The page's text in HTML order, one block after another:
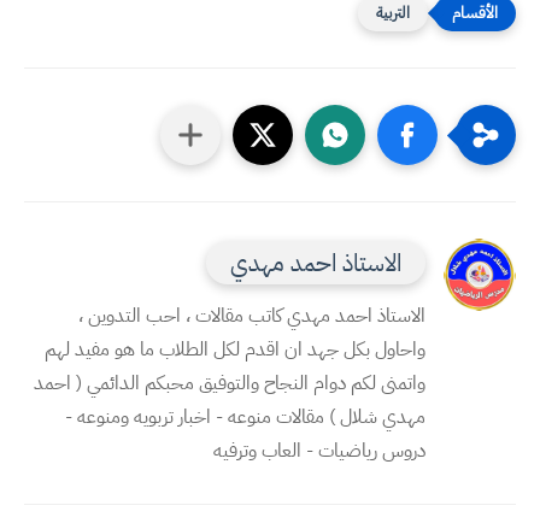
التربية
الاستاذ احمد مهدي
الاستاذ احمد مهدي كاتب مقالات ، احب التدوين ،
واحاول بكل جهد ان اقدم لكل الطلاب ما هو مفيد لهم
واتمنى لكم دوام النجاح والتوفيق محبكم الدائمي ( احمد
مهدي شلال ) مقالات منوعه - اخبار تربويه ومنوعه -
دروس رياضيات - العاب وترفيه